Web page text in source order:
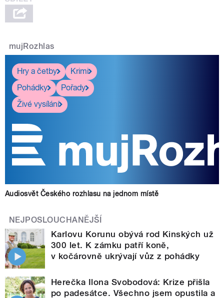
mujRozhlas
Hry a četby
Krimi
Pohádky
Pořady
Živé vysílání
Audiosvět Českého rozhlasu na jednom místě
NEJPOSLOUCHANĚJŠÍ
Karlovu Korunu obývá rod Kinských už
300 let. K zámku patří koně,
v kočárovně ukrývají vůz z pohádky
Herečka Ilona Svobodová: Krize přišla
po padesátce. Všechno jsem opustila a